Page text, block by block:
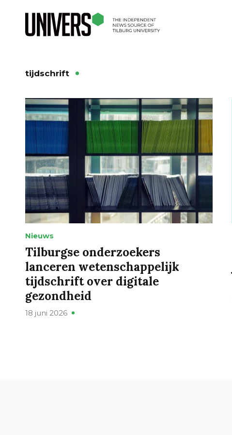
tijdschrift
Nieuws
Tilburgse onderzoekers
lanceren wetenschappelijk
tijdschrift over digitale
gezondheid
18 juni 2026